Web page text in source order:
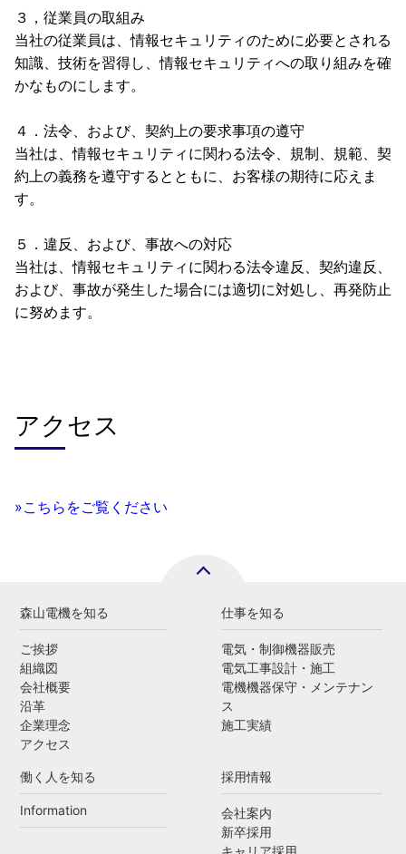
３，従業員の取組み
当社の従業員は、情報セキュリティのために必要とされる
知識、技術を習得し、情報セキュリティへの取り組みを確
かなものにします。
４．法令、および、契約上の要求事項の遵守
当社は、情報セキュリティに関わる法令、規制、規範、契
約上の義務を遵守するとともに、お客様の期待に応えま
す。
５．違反、および、事故への対応
当社は、情報セキュリティに関わる法令違反、契約違反、
および、事故が発生した場合には適切に対処し、再発防止
に努めます。
アクセス
»こちらをご覧ください
森山電機を知る
ご挨拶
組織図
会社概要
沿革
企業理念
アクセス
仕事を知る
電気・制御機器販売
電気工事設計・施工
電機機器保守・メンテナン
ス
施工実績
働く人を知る
Information
採用情報
会社案内
新卒採用